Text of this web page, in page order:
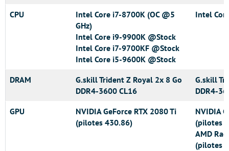
CPU
Intel Core i7-8700K (OC @5
GHz)
Intel Core i9-9900K @Stock
Intel Core i7-9700KF @Stock
Intel Core i5-9600K @Stock
Intel
DRAM
G.skill Trident Z Royal 2x 8 Go
DDR4-3600 CL16
G.skill
DDR4-
GPU
NVIDIA GeForce RTX 2080 Ti
(pilotes 430.86)
NVIDIA
(pilotes
AMD
(pilotes